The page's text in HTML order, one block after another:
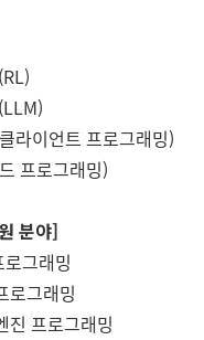
라이언트 프로그래밍)
프로그래밍)
분야]
그래밍
로그래밍
진 프로그래밍